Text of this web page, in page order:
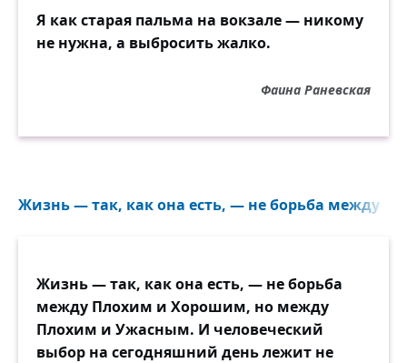
Я как старая пальма на вокзале — никому
не нужна, а выбросить жалко.
Фаина Раневская
Жизнь — так, как она есть, — не борьба между
Жизнь — так, как она есть, — не борьба
между Плохим и Хорошим, но между
Плохим и Ужасным. И человеческий
выбор на сегодняшний день лежит не